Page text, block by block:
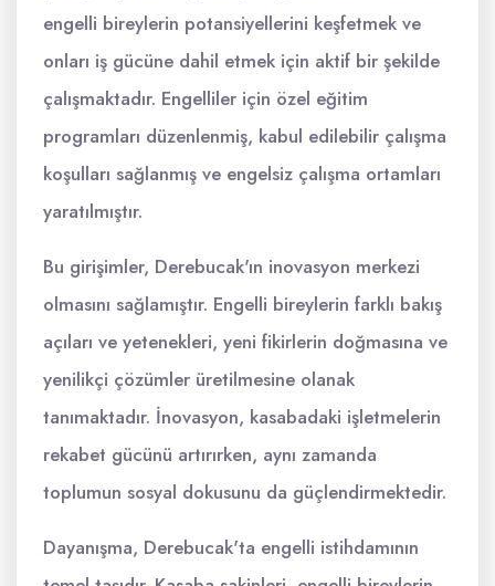
engelli bireylerin potansiyellerini keşfetmek ve
onları iş gücüne dahil etmek için aktif bir şekilde
çalışmaktadır. Engelliler için özel eğitim
programları düzenlenmiş, kabul edilebilir çalışma
koşulları sağlanmış ve engelsiz çalışma ortamları
yaratılmıştır.
Bu girişimler, Derebucak'ın inovasyon merkezi
olmasını sağlamıştır. Engelli bireylerin farklı bakış
açıları ve yetenekleri, yeni fikirlerin doğmasına ve
yenilikçi çözümler üretilmesine olanak
tanımaktadır. İnovasyon, kasabadaki işletmelerin
rekabet gücünü artırırken, aynı zamanda
toplumun sosyal dokusunu da güçlendirmektedir.
Dayanışma, Derebucak'ta engelli istihdamının